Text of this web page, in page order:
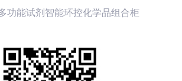
功能试剂智能环控化学品组合柜